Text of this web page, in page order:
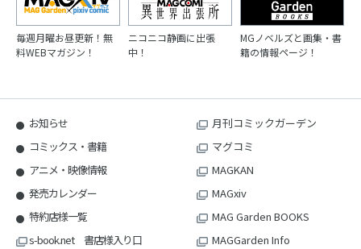
毎週月曜お昼更新！無
料WEBマガジン！
ニコニコ静画に出張
中！
MGノベルズと画集・書
籍の情報ページ！
お知らせ
コミックス・書籍
アニメ・映像情報
発売カレンダー
特約店様一覧
s-book.net 書店様入り口
月刊コミックガーデン
マグコミ
MAGKAN
MAGxiv
MAG Garden BOOKS
MAGGarden Info